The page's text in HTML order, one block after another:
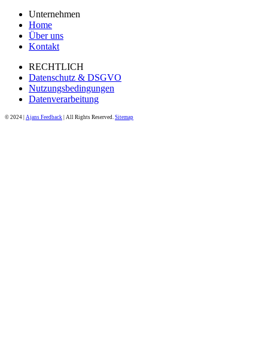
Unternehmen
Home
Über uns
Kontakt
RECHTLICH
Datenschutz & DSGVO
Nutzungsbedingungen
Datenverarbeitung
© 2024 | Ajans Feedback | All Rights Reserved. Sitemap